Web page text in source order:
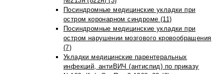
Посиндромные медицинские укладки при
остром коронарном синдроме (11)
Посиндромные медицинские укладки при
остром нарушении мозгового кровообращения
(7)
Укладки медицинские парентеральных
инфекций, антиВИЧ (антиспид) по приказу